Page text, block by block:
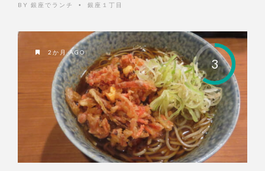
BY 銀座でランチ • 銀座１丁目
3
2か月 AGO